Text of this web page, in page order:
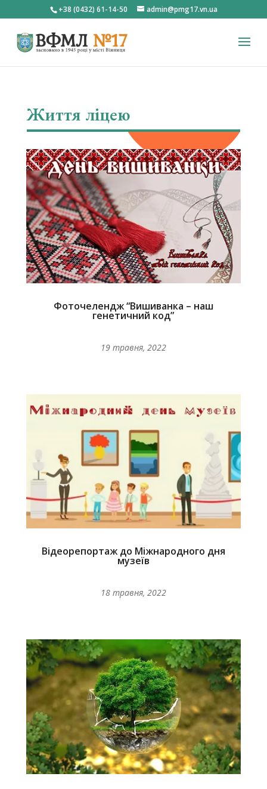
+38 (0432) 61-14-50 admin@pmg17.vn.ua
Життя ліцею
Фоточелендж “Вишиванка – наш
генетичний код”
19 травня, 2022
Відеорепортаж до Міжнародного дня
музеїв
18 травня, 2022